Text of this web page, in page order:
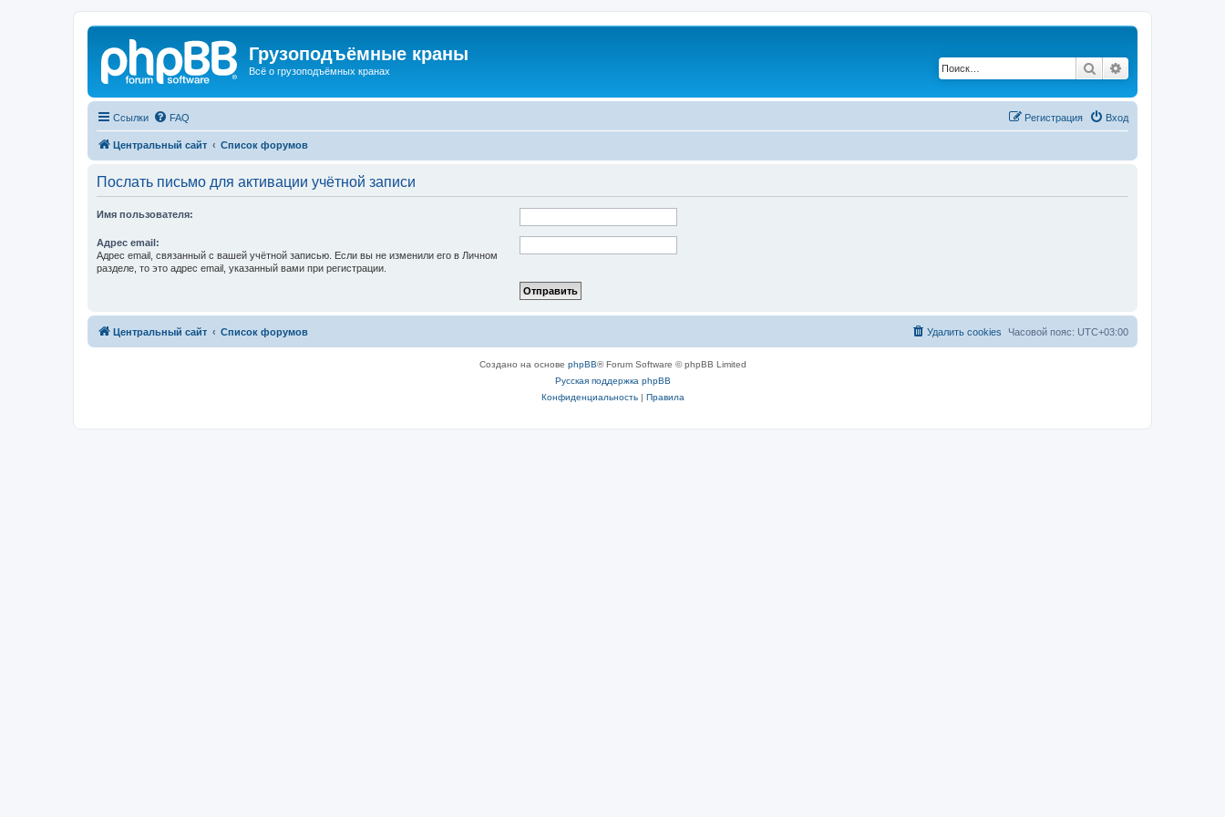
Грузоподъёмные краны
Всё о грузоподъёмных кранах Поиск
Ссылки FAQ Вход
Регистрация
Центральный сайт Список форумов
Послать письмо для активации учётной записи
Имя пользователя:
Адрес email:
Адрес email, связанный с вашей учётной записью. Если вы не изменили его в Личном
разделе, то это адрес email, указанный вами при регистрации.
Центральный сайт Список форумов Часовой пояс: UTC+03:00
Удалить cookies
Создано на основе phpBB® Forum Software © phpBB Limited
Русская поддержка phpBB
Конфиденциальность| Правила